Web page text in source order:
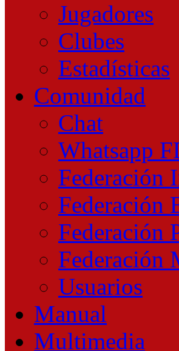
Jugadores
Clubes
Estadísticas
Comunidad
Chat
Whatsapp
Federación
Federación
Federación
Federación
Usuarios
Manual
Multimedia